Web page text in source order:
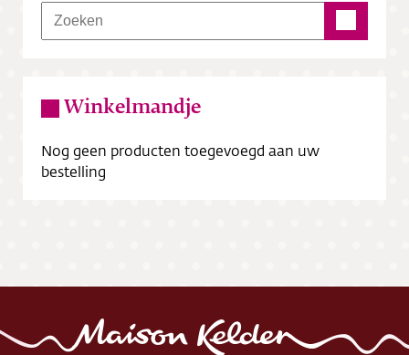
Winkelmandje
Nog geen producten toegevoegd aan uw
bestelling